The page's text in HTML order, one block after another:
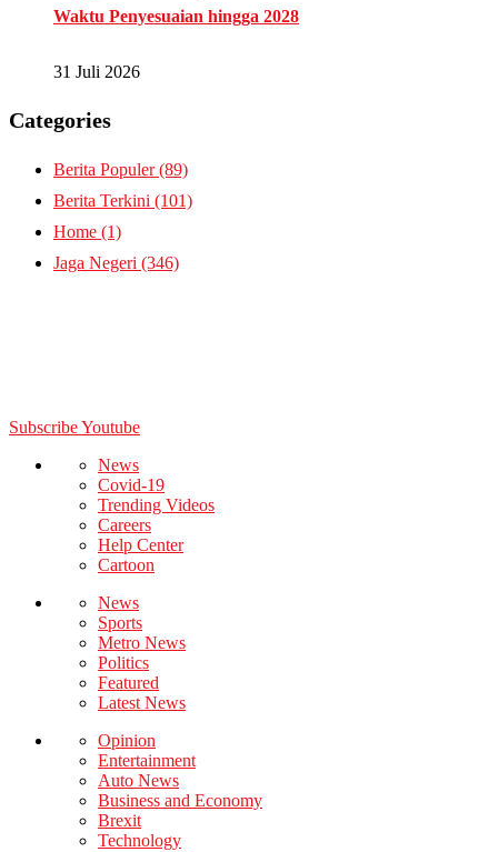
Waktu Penyesuaian hingga 2028
31 Juli 2026
Categories
Berita Populer(89)
Berita Terkini (101)
Home (1)
Jaga Negeri (346)
Subscribe Youtube
News
Covid-19
Trending Videos
Careers
Help Center
Cartoon
News
Sports
Metro News
Politics
Featured
Latest News
Opinion
Entertainment
Auto News
Business and Economy
Brexit
Technology